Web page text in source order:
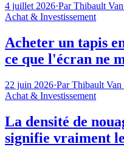
4 juillet 2026·Par Thibault
Achat & Investissement
Acheter un tapis
ce que l'écran ne
22 juin 2026·Par Thibault Van
Achat & Investissement
La densité de
signifie vraiment